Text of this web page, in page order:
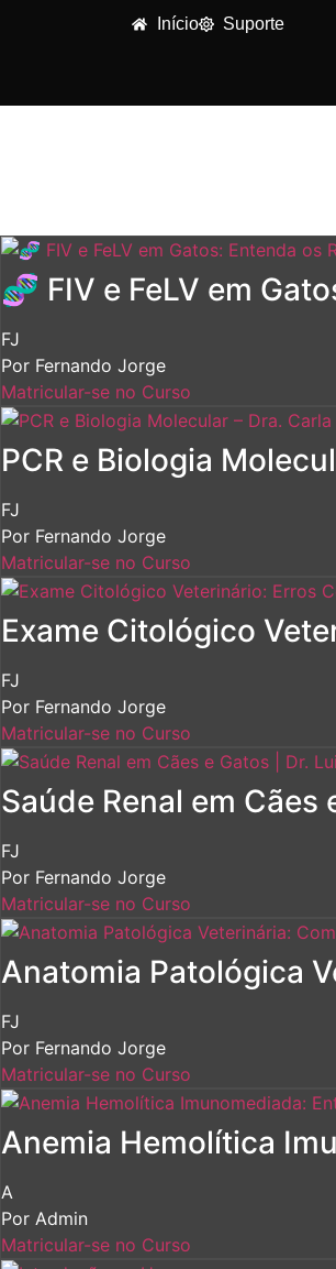
Início Suporte
🧬 FIV e FeLV em
FJ
Por Fernando Jorge
Matricular-se no Curso
PCR e Biologia
FJ
Por Fernando Jorge
Matricular-se no Curso
Exame Citológico
FJ
Por Fernando Jorge
Matricular-se no Curso
Saúde Renal em
FJ
Por Fernando Jorge
Matricular-se no Curso
Anatomia Patológica
FJ
Por Fernando Jorge
Matricular-se no Curso
Anemia Hemolítica
A
Por Admin
Matricular-se no Curso